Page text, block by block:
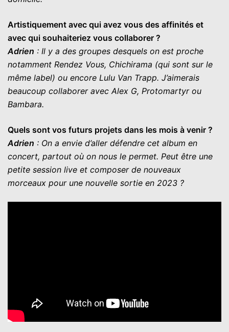
Artistiquement avec qui avez vous des affinités et
avec qui souhaiteriez vous collaborer ?
Adrien : Il y a des groupes desquels on est proche
notamment Rendez Vous, Chichirama (qui sont sur le
même label) ou encore Lulu Van Trapp. J’aimerais
beaucoup collaborer avec Alex G, Protomartyr ou
Bambara.
Quels sont vos futurs projets dans les mois à venir ?
Adrien : On a envie d’aller défendre cet album en
concert, partout où on nous le permet. Peut être une
petite session live et composer de nouveaux
morceaux pour une nouvelle sortie en 2023 ?